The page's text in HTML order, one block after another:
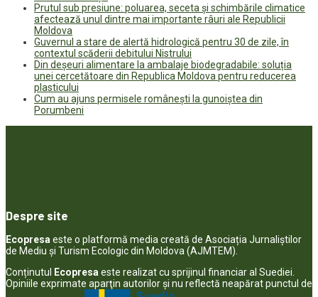
Prutul sub presiune: poluarea, seceta și schimbările climatice
afectează unul dintre mai importante râuri ale Republicii
Moldova
Guvernul a stare de alertă hidrologică pentru 30 de zile, în
contextul scăderii debitului Nistrului
Din deșeuri alimentare la ambalaje biodegradabile: soluția
unei cercetătoare din Republica Moldova pentru reducerea
plasticului
Cum au ajuns permisele românești la gunoiștea din
Porumbeni
Despre site
Ecopresaeste o platformă media creată de Asociația Jurnaliștilor
de Mediu și Turism Ecologic din Moldova (AJMTEM).
Conținutul
Ecopresaeste realizat cu sprijinul financiar al Suediei.
Opiniile exprimate aparţin autorilor şi nu reflectă neapărat punctul de